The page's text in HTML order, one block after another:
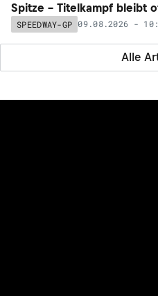
Alle
Spitze – Titelkampf bleibt
SPEEDWAY-GP 09.08.2026 -